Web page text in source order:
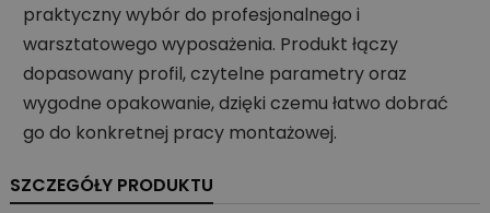
praktyczny wybór do profesjonalnego i
warsztatowego wyposażenia. Produkt łączy
dopasowany profil, czytelne parametry oraz
wygodne opakowanie, dzięki czemu łatwo dobrać
go do konkretnej pracy montażowej.
SZCZEGÓŁY PRODUKTU